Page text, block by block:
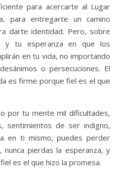
para acercarte al Lugar
para entregarte un camino
darte identidad. Pero, sobre
tu esperanza en que los
en tu vida, no importando
o persecuciones. El
es firme porque fiel es el que
por tu mente mil dificultades,
sentimientos de ser indigno,
en ti mismo, puedes perder
pierdas la esperanza, y
es el que hizo la promesa.